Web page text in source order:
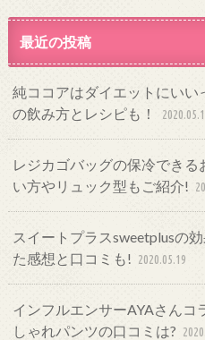
最近の投稿
純ココアはダイエットにい
の飲み方とレシピも！
レジカゴバッグの保冷できる
い方やリュック型もご紹介!
スイートプラスsweetplusの
た感想と口コミも!
2020.05.19
インフルエンサーAYAさんコ
しゃれパンツの口コミは?